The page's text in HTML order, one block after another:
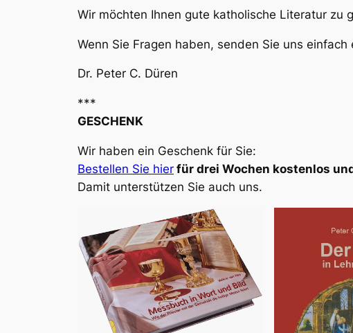
Wir möchten Ihnen gute katholische Literatur zu
Wenn Sie Fragen haben, senden Sie uns
Dr. Peter C. Düren
***
GESCHENK
Wir haben ein Geschenk für Sie:
Bestellen Sie hier für drei Wochen kostenlos
Damit unterstützen Sie auch uns.